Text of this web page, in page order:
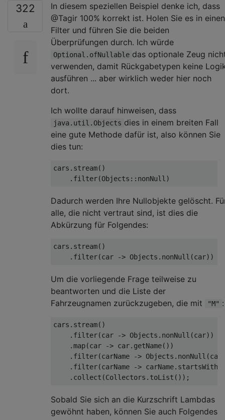
322
In diesem speziellen Beispiel denke ich, dass
@Tagir 100% korrekt ist. Holen Sie es in einen
Filter und führen Sie die beiden
Überprüfungen durch. Ich würde
Optional.ofNullable das optionale Zeug
verwenden, damit Rückgabetypen keine
ausführen ... aber wirklich weder hier noch
dort.
Ich wollte darauf hinweisen, dass
java.util.Objects dies in einem breiten Fall
eine gute Methode dafür ist, also können Sie
dies tun:
cars . stream()
. filter(Objects :: nonNull )
Dadurch werden Ihre Nullobjekte gelöscht.
alle, die nicht vertraut sind, ist dies die
Abkürzung für Folgendes:
cars . stream()
. filter(car -> Objects . nonNull (car))
Um die vorliegende Frage teilweise zu
beantworten und die Liste der
Fahrzeugnamen zurückzugeben, die mit
"M" :
cars . stream()
. filter(car -> Objects . nonNull (car))
.map(car -> car. getName())
. filter(carName -> Objects . nonNull (
. filter(carName -> carName. startsWith
. collect (Collectors . toList ());
Sobald Sie sich an die Kurzschrift Lambdas
gewöhnt haben, können Sie auch Folgendes